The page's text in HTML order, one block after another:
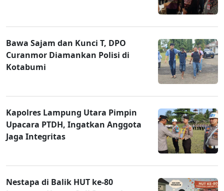
Bawa Sajam dan Kunci T, DPO
Curanmor Diamankan Polisi di
Kotabumi
Kapolres Lampung Utara Pimpin
Upacara PTDH, Ingatkan Anggota
Jaga Integritas
Nestapa di Balik HUT ke-80